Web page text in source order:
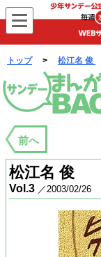
トップ> 松江名 俊
まんが家バック
前へ
松江名 俊
Vol.3 ／2003/02/26